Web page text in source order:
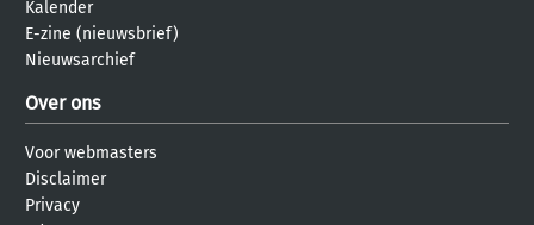
Kalender
E-zine (nieuwsbrief)
Nieuwsarchief
Over ons
Voor webmasters
Disclaimer
Privacy